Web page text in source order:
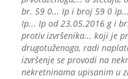
br. 59 0... Ip i broj 59 0
Ip... Ip od 23.05.2016 g i
protiv izvršenika... koji je
drugotuženoga, radi
izvršenje se provodi na
nekretninama upisanim u